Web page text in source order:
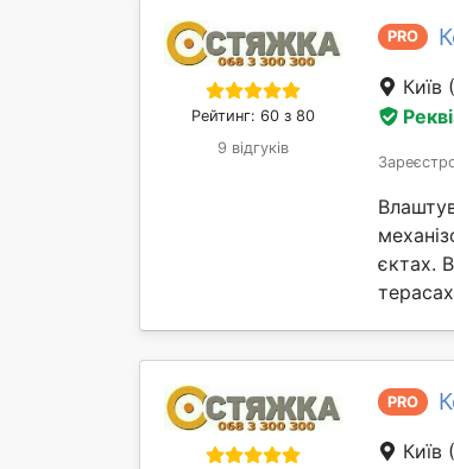
Рейтинг: 60 з 80
9 відгуків
PRO
Київ
єктах.
PRO
Київ